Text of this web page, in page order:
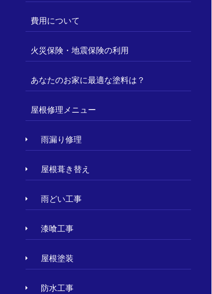
費用について
火災保険・地震保険の利用
あなたのお家に最適な塗料は？
屋根修理メニュー
雨漏り修理
屋根葺き替え
雨どい工事
漆喰工事
屋根塗装
防水工事